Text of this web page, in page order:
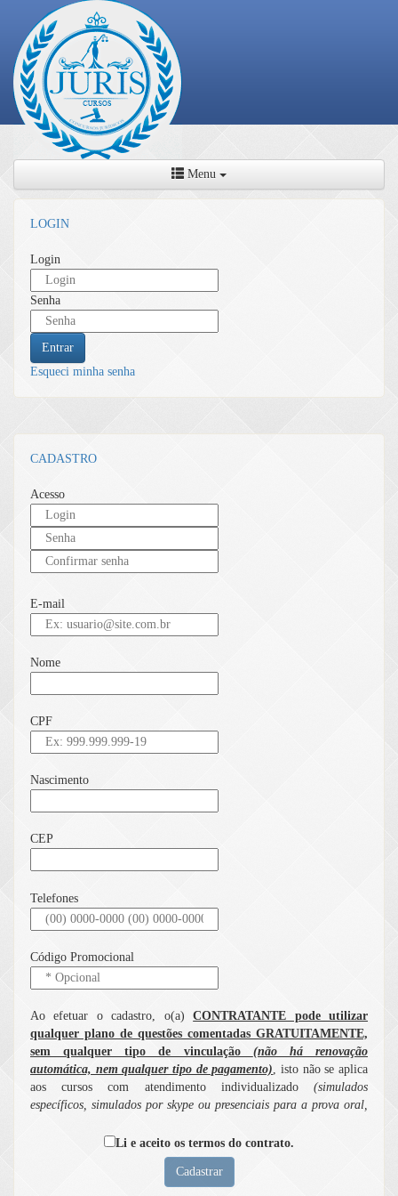
Menu
LOGIN
Login
Senha
Entrar
Esqueci minha senha
CADASTRO
Acesso
E-mail
Nome
CPF
Nascimento
CEP
Telefones
Código Promocional
Ao efetuar o cadastro, o(a)CONTRATANTE pode utilizar
qualquer plano de questões comentadas GRATUITAMENTE,
sem qualquer tipo de vinculação (não há renovação
automática, nem qualquer tipo de pagamento), isto não se aplica
aos cursos com atendimento individualizado(simulados
específicos, simulados por skype ou presenciais para a prova oral,
serviço de elaboração personalizada de recursos para provas de
cuja utilização dependem de pagamento prévio
I. IMPORTANTE! ANTES DE USAR ESTE SITE, LEIA
Li e aceito os termos do contrato.